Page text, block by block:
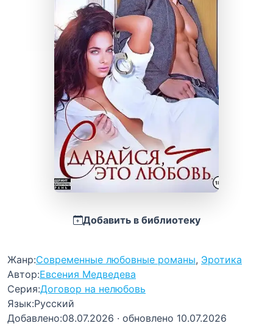
Добавить в библиотеку
Жанр:Современные любовные романы, Эротика
Автор:Евсения Медведева
Серия:Договор на нелюбовь
Язык:Русский
Добавлено:08.07.2026 · обновлено 10.07.2026